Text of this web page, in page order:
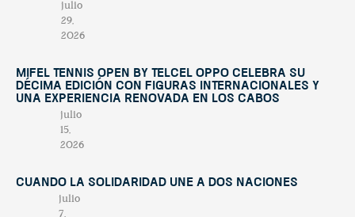
julio
29,
2026
Mifel Tennis Open by Telcel Oppo celebra su
décima edición con figuras internacionales y
una experiencia renovada en Los Cabos
julio
15,
2026
Cuando la solidaridad une a dos naciones
julio
7,